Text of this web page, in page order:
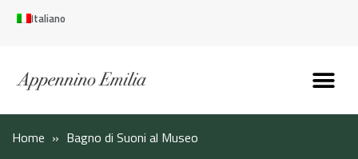
Italiano
Home » Bagno di Suoni al Museo